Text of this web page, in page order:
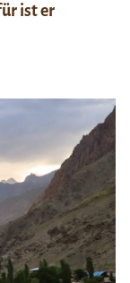
ist er